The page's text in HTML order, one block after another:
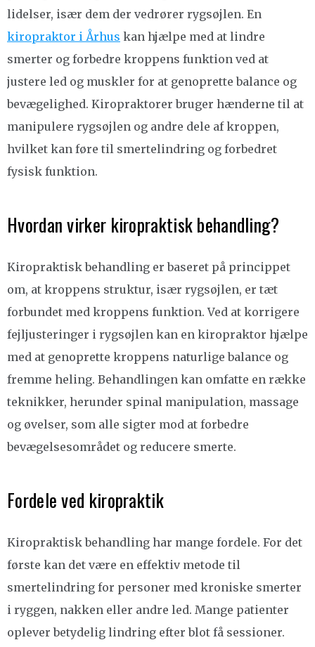
lidelser, især dem der vedrører rygsøjlen. En
kiropraktor i Århus kan hjælpe med at lindre
smerter og forbedre kroppens funktion ved at
justere led og muskler for at genoprette balance og
bevægelighed. Kiropraktorer bruger hænderne til at
manipulere rygsøjlen og andre dele af kroppen,
hvilket kan føre til smertelindring og forbedret
fysisk funktion.
Hvordan virker kiropraktisk behandling?
Kiropraktisk behandling er baseret på princippet
om, at kroppens struktur, især rygsøjlen, er tæt
forbundet med kroppens funktion. Ved at korrigere
fejljusteringer i rygsøjlen kan en kiropraktor hjælpe
med at genoprette kroppens naturlige balance og
fremme heling. Behandlingen kan omfatte en række
teknikker, herunder spinal manipulation, massage
og øvelser, som alle sigter mod at forbedre
bevægelsesområdet og reducere smerte.
Fordele ved kiropraktik
Kiropraktisk behandling har mange fordele. For det
første kan det være en effektiv metode til
smertelindring for personer med kroniske smerter
i ryggen, nakken eller andre led. Mange patienter
oplever betydelig lindring efter blot få sessioner.